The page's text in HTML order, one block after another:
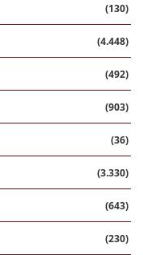
(130)
(4.448)
(492)
(903)
(36)
(3.330)
(643)
(230)